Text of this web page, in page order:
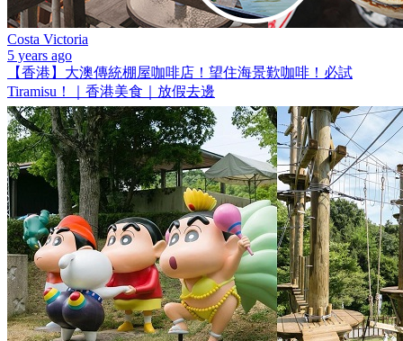
Costa Victoria
5 years ago
【香港】大澳傳統棚屋咖啡店！望住海景歎咖啡！必試
Tiramisu！｜香港美食｜放假去邊